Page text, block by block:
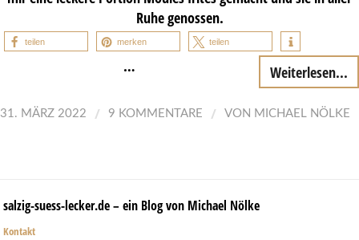
Ruhe genossen.
teilen merken teilen
… Weiterlesen...
31. MÄRZ 2022 / 9 KOMMENTARE / VON MICHAEL NÖLKE
salzig-suess-lecker.de – ein Blog von Michael Nölke
Kontakt